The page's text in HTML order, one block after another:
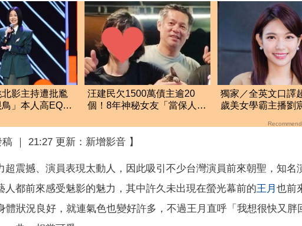
影主持遭批尷
」本人高EQ回
汪建民欠1500萬債主逾20
個！8年神秘女友「當保人」
獨家／全英文口譯
歲美女學霸主播劉
｜ 21:27 更新：新增影音 】
超震撼、演員表現太動人，因此吸引不少台灣演員前來朝聖，知名
都前來感受魅影的魅力，其中許久未出現在螢光幕前的王月 也前
體狀況良好，就連氣色也變好許多，不過王月直呼「我想很快又胖